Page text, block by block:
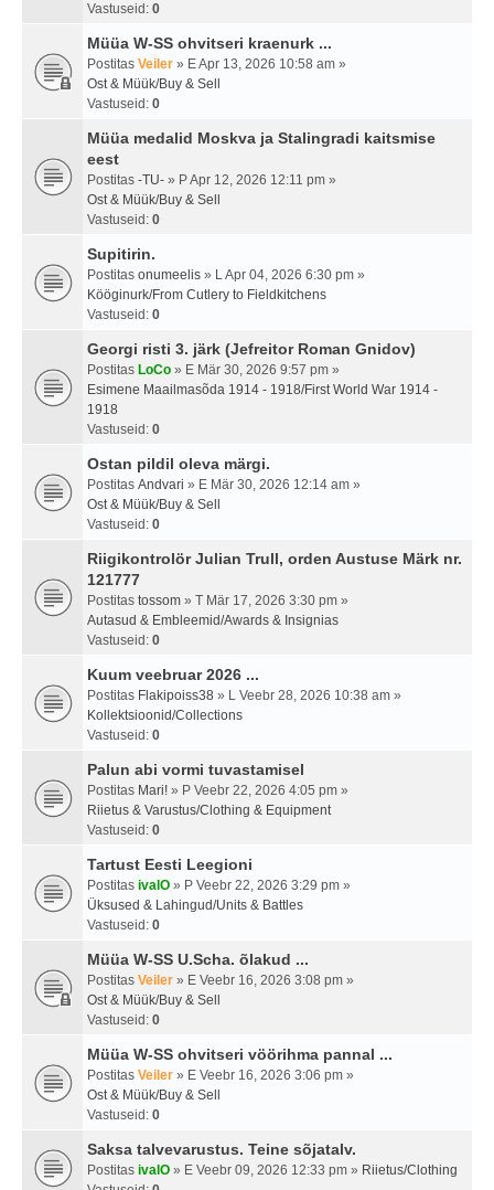
Vastuseid: 0
Müüa W-SS ohvitseri kraenurk ...
Postitas Veiler » E Apr 13, 2026 10:58 am »
Ost & Müük/Buy & Sell
Vastuseid: 0
Müüa medalid Moskva ja Stalingradi kaitsmise
eest
Postitas -TU- » P Apr 12, 2026 12:11 pm »
Ost & Müük/Buy & Sell
Vastuseid: 0
Supitirin.
Postitas onumeelis » L Apr 04, 2026 6:30 pm »
Kööginurk/From Cutlery to Fieldkitchens
Vastuseid: 0
Georgi risti 3. järk (Jefreitor Roman Gnidov)
Postitas LoCo » E Mär 30, 2026 9:57 pm »
Esimene Maailmasõda 1914 - 1918/First World War 1914 -
1918
Vastuseid: 0
Ostan pildil oleva märgi.
Postitas Andvari » E Mär 30, 2026 12:14 am »
Ost & Müük/Buy & Sell
Vastuseid: 0
Riigikontrolör Julian Trull, orden Austuse Märk nr.
121777
Postitas tossom » T Mär 17, 2026 3:30 pm »
Autasud & Embleemid/Awards & Insignias
Vastuseid: 0
Kuum veebruar 2026 ...
Postitas Flakipoiss38 » L Veebr 28, 2026 10:38 am »
Kollektsioonid/Collections
Vastuseid: 0
Palun abi vormi tuvastamisel
Postitas Mari! » P Veebr 22, 2026 4:05 pm »
Riietus & Varustus/Clothing & Equipment
Vastuseid: 0
Tartust Eesti Leegioni
Postitas ivalO » P Veebr 22, 2026 3:29 pm »
Üksused & Lahingud/Units & Battles
Vastuseid: 0
Müüa W-SS U.Scha. õlakud ...
Postitas Veiler » E Veebr 16, 2026 3:08 pm »
Ost & Müük/Buy & Sell
Vastuseid: 0
Müüa W-SS ohvitseri vöörihma pannal ...
Postitas Veiler » E Veebr 16, 2026 3:06 pm »
Ost & Müük/Buy & Sell
Vastuseid: 0
Saksa talvevarustus. Teine sõjatalv.
Postitas ivalO » E Veebr 09, 2026 12:33 pm » Riietus/Clothing